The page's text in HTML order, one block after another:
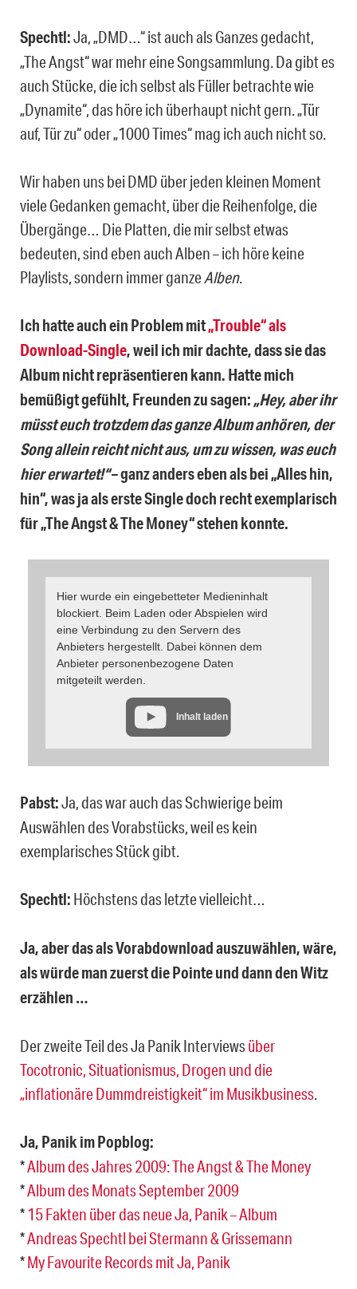
Spechtl:Ja, „DMD…“ ist auch als Ganzes gedacht,
„The Angst“ war mehr eine Songsammlung. Da gibt es
auch Stücke, die ich selbst als Füller betrachte wie
„Dynamite“, das höre ich überhaupt nicht gern. „Tür
auf, Tür zu“ oder „1000 Times“ mag ich auch nicht so.
Wir haben uns bei DMD über jeden kleinen Moment
viele Gedanken gemacht, über die Reihenfolge, die
Übergänge… Die Platten, die mir selbst etwas
bedeuten, sind eben auch Alben – ich höre keine
Playlists, sondern immer ganzeAlben.
Ich hatte auch ein Problem mit„Trouble“ als
Download-Single, weil ich mir dachte, dass sie das
Album nicht repräsentieren kann. Hatte mich
bemüßigt gefühlt, Freunden zu sagen: „Hey, aber ihr
müsst euch trotzdem das ganze Album anhören, der
Song allein reicht nicht aus, um zu wissen, was euch
hier erwartet!“– ganz anders eben als bei „Alles hin,
hin“, was ja als erste Single doch recht exemplarisch
für „The Angst & The Money“ stehen konnte.
Hier wurde ein eingebetteter Medieninhalt
blockiert. Beim Laden oder Abspielen wird
eine Verbindung zu den Servern des
Anbieters hergestellt. Dabei können dem
Anbieter personenbezogene Daten
mitgeteilt werden.
Inhalt laden
Pabst:Ja, das war auch das Schwierige beim
Auswählen des Vorabstücks, weil es kein
exemplarisches Stück gibt.
Spechtl: Höchstens das letzte vielleicht…
Ja, aber das als Vorabdownload auszuwählen, wäre,
als würde man zuerst die Pointe und dann den Witz
erzählen …
Der zweite Teil des Ja Panik Interviewsüber
Tocotronic, Situationismus, Drogen und die
„inflationäre Dummdreistigkeit“ im Musikbusiness
Ja, Panik im Popblog:
*Album des Jahres 2009: The Angst & The Money
*Album des Monats September 2009
*15 Fakten über das neue Ja, Panik – Album
*Andreas Spechtl bei Stermann & Grissemann
*My Favourite Records mit Ja, Panik